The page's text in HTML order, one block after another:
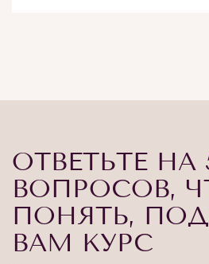
ОТВЕТЬТЕ НА
ВОПРОСОВ,
ПОНЯТЬ,
ВАМ КУРС